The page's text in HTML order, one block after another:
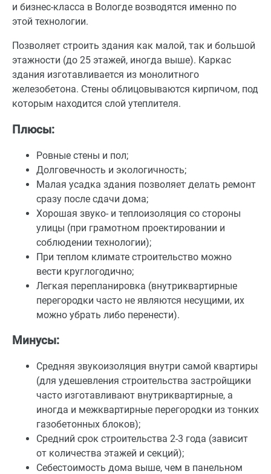
и бизнес-класса в Вологде возводятся именно по
этой технологии.
Позволяет строить здания как малой, так и большой
этажности (до 25 этажей, иногда выше). Каркас
здания изготавливается из монолитного
железобетона. Стены облицовываются кирпичом, под
которым находится слой утеплителя.
Плюсы:
Ровные стены и пол;
Долговечность и экологичность;
Малая усадка здания позволяет делать ремонт
сразу после сдачи дома;
Хорошая звуко- и теплоизоляция со стороны
улицы (при грамотном проектировании и
соблюдении технологии);
При теплом климате строительство можно
вести круглогодично;
Легкая перепланировка (внутриквартирные
перегородки часто не являются несущими, их
можно убрать либо перенести).
Минусы:
Средняя звукоизоляция внутри самой квартиры
(для удешевления строительства застройщики
часто изготавливают внутриквартирные, а
иногда и межквартирные перегородки из тонких
газобетонных блоков);
Средний срок строительства 2-3 года (зависит
от количества этажей и секций);
Себестоимость дома выше, чем в панельном